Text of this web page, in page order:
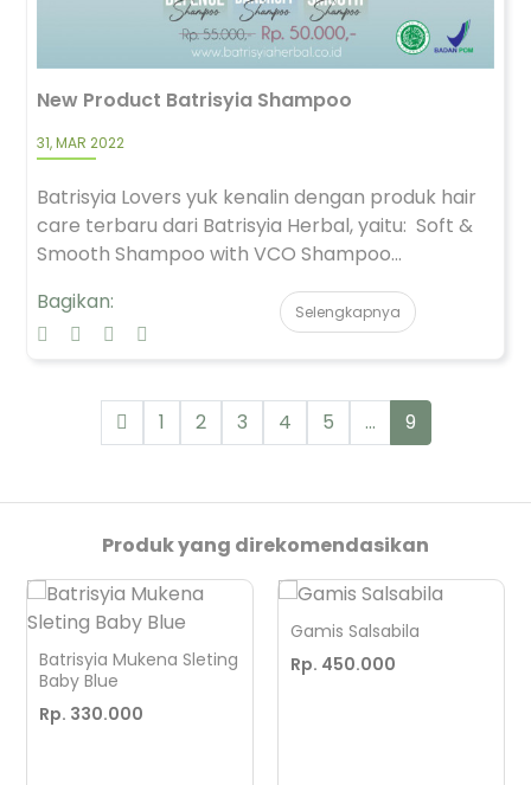
New Product Batrisyia Shampoo
31, MAR 2022
Batrisyia Lovers yuk kenalin dengan produk hair
care terbaru dari Batrisyia Herbal, yaitu: Soft &
Smooth Shampoo with VCO Shampoo...
Bagikan:
Selengkapnya
1 2 3 4 5 ... 9
Produk yang direkomendasikan
Batrisyia Mukena Sleting
Baby Blue
Rp. 330.000
Gamis Salsabila
Rp. 450.000